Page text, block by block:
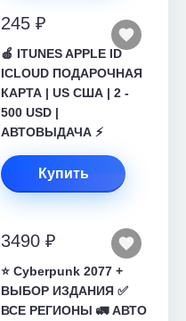
245 ₽
🍎 ITUNES APPLE ID
ICLOUD ПОДАРОЧНАЯ
КАРТА | US США | 2 -
500 USD |
АВТОВЫДАЧА ⚡️
Купить
3490 ₽
⭐ Cyberpunk 2077 +
ВЫБОР ИЗДАНИЯ ✅
ВСЕ РЕГИОНЫ 🚛 АВТО